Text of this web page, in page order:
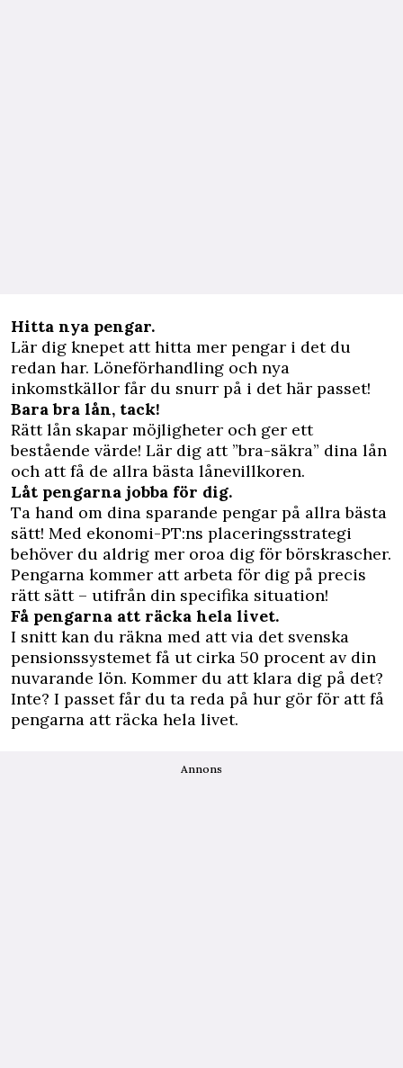
Hitta nya pengar.
Lär dig knepet att hitta mer pengar i det du
redan har. Löneförhandling och nya
inkomstkällor får du snurr på i det här passet!
Bara bra lån, tack!
Rätt lån skapar möjligheter och ger ett
bestående värde! Lär dig att ”bra-säkra” dina lån
och att få de allra bästa lånevillkoren.
Låt pengarna jobba för dig.
Ta hand om dina sparande pengar på allra bästa
sätt! Med ekonomi-PT:ns placeringsstrategi
behöver du aldrig mer oroa dig för börskrascher.
Pengarna kommer att arbeta för dig på precis
rätt sätt – utifrån din specifika situation!
Få pengarna att räcka hela livet.
I snitt kan du räkna med att via det svenska
pensionssystemet få ut cirka 50 procent av din
nuvarande lön. Kommer du att klara dig på det?
Inte? I passet får du ta reda på hur gör för att få
pengarna att räcka hela livet.
Annons